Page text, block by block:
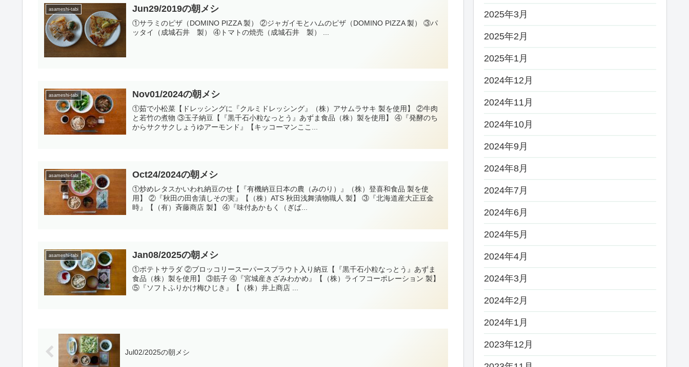
asameshi-tabi Jun29/2019の朝メシ
①サラミのピザ（DOMINO PIZZA 製） ②ジャガイモとハムのピザ（DOMINO PIZZA 製） ③パ
ッタイ（成城石井 製） ④トマトの焼売（成城石井 製） ...
asameshi-tabi Nov01/2024の朝メシ
①茹で小松菜【ドレッシングに『クルミドレッシング』（株）アサムラサキ 製を使用】 ②牛肉
と若竹の煮物 ③玉子納豆【『黒千石小粒なっとう』あずま食品（株）製を使用】 ④『発酵のち
からサクサクしょうゆアーモンド』【キッコーマンここ...
asameshi-tabi Oct24/2024の朝メシ
①炒めレタスかいわれ納豆のせ【『有機納豆日本の農（みのり）』（株）登喜和食品 製を使
用】 ②『秋田の田舎漬しその実』【（株）ATS 秋田浅舞漬物職人 製】 ③『北海道産大正豆金
時』【（有）斉藤商店 製】 ④『味付あかもく（ぎば...
asameshi-tabi Jan08/2025の朝メシ
①ポテトサラダ ②ブロッコリースーパースプラウト入り納豆【『黒千石小粒なっとう』あずま
食品（株）製を使用】 ③筋子 ④『宮城産きざみわかめ』【（株）ライフコーポレーション 製】
⑤『ソフトふりかけ梅ひじき』【（株）井上商店 ...
Jul02/2025の朝メシ
2025年3月
2025年2月
2025年1月
2024年12月
2024年11月
2024年10月
2024年9月
2024年8月
2024年7月
2024年6月
2024年5月
2024年4月
2024年3月
2024年2月
2024年1月
2023年12月